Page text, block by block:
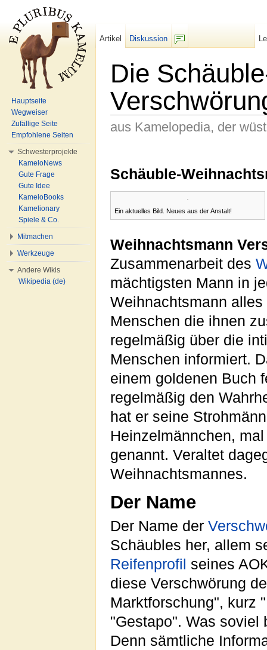
Die
aus Kamelopedia, der
Schäuble-
Ein aktuelles Bild. Neues aus der Anstalt!
Weihnachtsmann
Zusammenarbeit des
mächtigsten Mann in
Weihnachtsmann
Menschen die ihnen
regelmäßig über die
Menschen informiert.
einem goldenen Buch
regelmäßig den
hat er seine
Heinzelmännchen,
genannt. Veraltet
Weihnachtsmannes.
Der Name
Der Name der
Schäubles her, allem
Reifenprofil seines
diese Verschwörung
Marktforschung", kurz
"Gestapo". Was
Denn sämtliche
Artikel
Diskussion
Hauptseite
Wegweiser
Zufällige Seite
Empfohlene Seiten
Schwesterprojekte
KameloNews
Gute Frage
Gute Idee
KameloBooks
Kamelionary
Spiele & Co.
Mitmachen
Werkzeuge
Andere Wikis
Wikipedia (de)